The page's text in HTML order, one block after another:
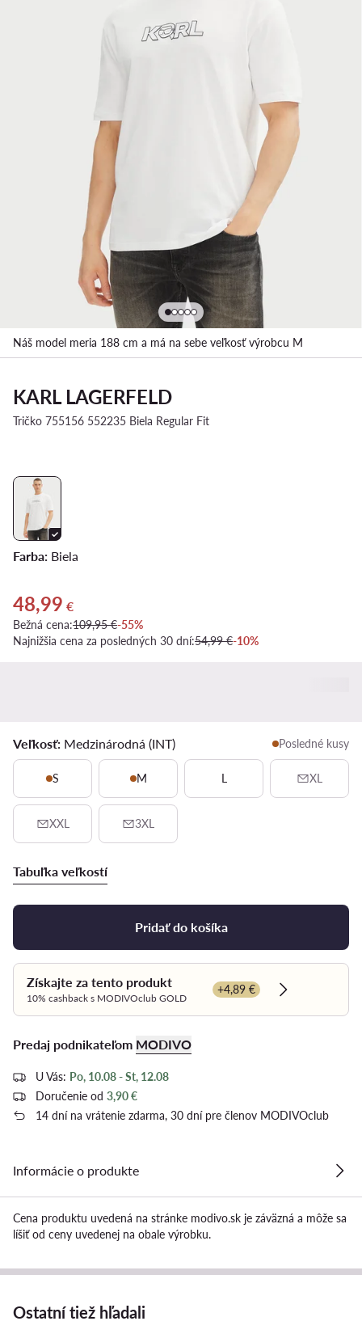
Náš model meria 188 cm a má na sebe veľkosť výrobcu M
KARL LAGERFELD
Tričko 755156 552235 Biela Regular Fit
Farba: Biela
Aktuálna cena 48,99 €
48,99 €
Bežná cena:109,95 €-55%
Najnižšia cena za posledných 30 dní:54,99 €-10%
Veľkosť: Medzinárodná (INT) Posledné kusy
S M L XL
XXL 3XL
Tabuľka veľkostí
Pridať do košíka
Získajte za tento produkt
10% cashback s MODIVOclub GOLD
+4,89 €
Dowiedz się
Predaj podnikateľom MODIVO
U Vás: Po, 10.08 - St, 12.08
Doručenie od 3,90 €
14 dní na vrátenie zdarma, 30 dní pre členov MODIVOclub
Informácie o produkte
Cena produktu uvedená na stránke modivo.sk je záväzná a môže sa
líšiť od ceny uvedenej na obale výrobku.
Ostatní tiež hľadali